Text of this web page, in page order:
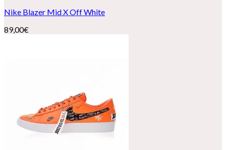
Nike Blazer Mid X Off White
89,00€